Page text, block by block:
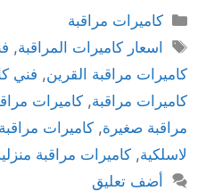
كاميرات مراقبة
اسعار كاميرات المراقبة,
كاميرات مراقبة القرين, فني
كاميرات مراقبة, كاميرات
مراقبة صغيرة, كاميرات
لاسلكية, كاميرات مراقبة
أضف تعليق